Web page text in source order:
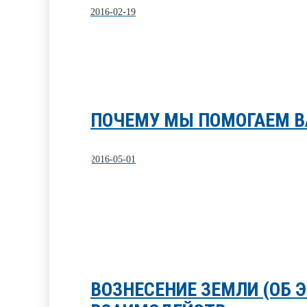
2016-02-19
ПОЧЕМУ МЫ ПОМОГАЕМ
2016-05-01
ВОЗНЕСЕНИЕ ЗЕМЛИ (ОБ